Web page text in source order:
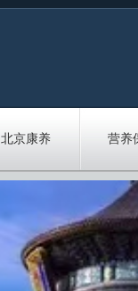
北京康养 营养